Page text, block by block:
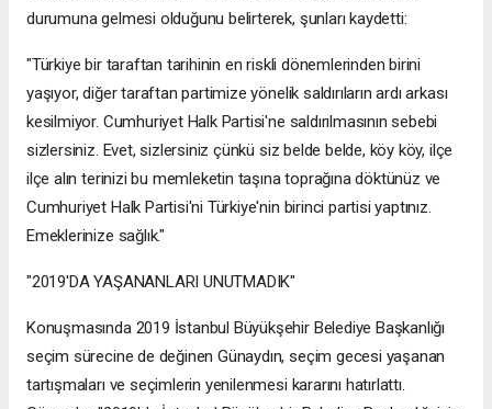
durumuna gelmesi olduğunu belirterek, şunları kaydetti:
"Türkiye bir taraftan tarihinin en riskli dönemlerinden birini
yaşıyor, diğer taraftan partimize yönelik saldırıların ardı arkası
kesilmiyor. Cumhuriyet Halk Partisi'ne saldırılmasının sebebi
sizlersiniz. Evet, sizlersiniz çünkü siz belde belde, köy köy, ilçe
ilçe alın terinizi bu memleketin taşına toprağına döktünüz ve
Cumhuriyet Halk Partisi'ni Türkiye'nin birinci partisi yaptınız.
Emeklerinize sağlık."
"2019'DA YAŞANANLARI UNUTMADIK"
Konuşmasında 2019 İstanbul Büyükşehir Belediye Başkanlığı
seçim sürecine de değinen Günaydın, seçim gecesi yaşanan
tartışmaları ve seçimlerin yenilenmesi kararını hatırlattı.